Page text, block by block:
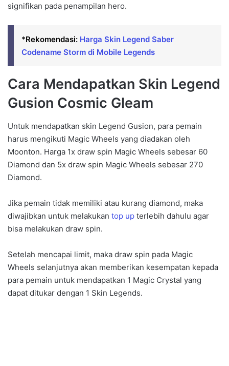
signifikan pada penampilan hero.
*Rekomendasi: Harga Skin Legend Saber
Codename Storm di Mobile Legends
Cara Mendapatkan Skin Legend
Gusion Cosmic Gleam
Untuk mendapatkan skin Legend Gusion, para pemain
harus mengikuti Magic Wheels yang diadakan oleh
Moonton. Harga 1x draw spin Magic Wheels sebesar 60
Diamond dan 5x draw spin Magic Wheels sebesar 270
Diamond.
Jika pemain tidak memiliki atau kurang diamond, maka
diwajibkan untuk melakukan top up terlebih dahulu agar
bisa melakukan draw spin.
Setelah mencapai limit, maka draw spin pada Magic
Wheels selanjutnya akan memberikan kesempatan kepada
para pemain untuk mendapatkan 1 Magic Crystal yang
dapat ditukar dengan 1 Skin Legends.